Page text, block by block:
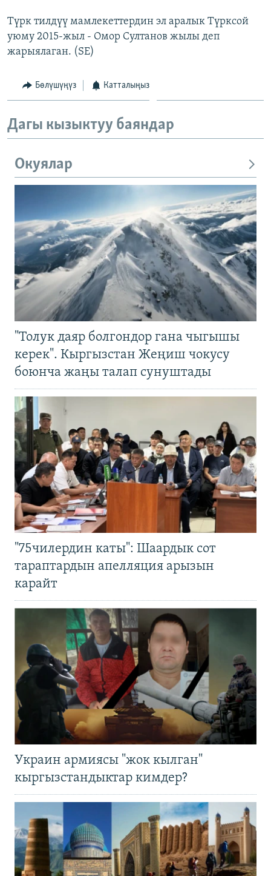
Түрк тилдүү мамлекеттердин эл аралык Түрксой
уюму 2015-жыл - Омор Султанов жылы деп
жарыялаган. (SE)
Бөлүшүңүз Катталыңыз
Дагы кызыктуу баяндар
Окуялар
"Толук даяр болгондор гана чыгышы
керек". Кыргызстан Жеңиш чокусу
боюнча жаңы талап сунуштады
"75чилердин каты": Шаардык сот
тараптардын апелляция арызын
карайт
Украин армиясы "жок кылган"
кыргызстандыктар кимдер?